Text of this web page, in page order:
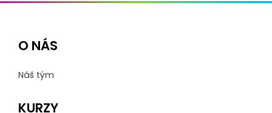
O NÁS
Náš tým
KURZY